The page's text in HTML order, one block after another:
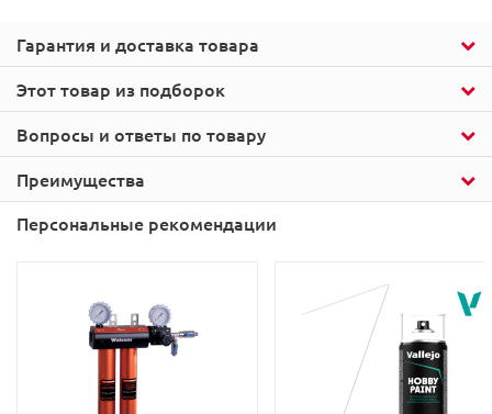
Этот товар из подборок
Гарантия и доставка товара
Вопросы и ответы по товару
Преимущества
Персональные рекомендации